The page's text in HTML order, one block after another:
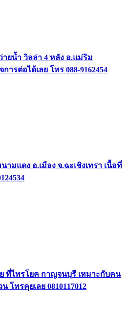
ยน้ำ วิลล่า 4 หลัง อ.แม่ริม
ารต่อได้เลย โทร 088-9162454
มแดง อ.เมือง จ.ฉะเชิงเทรา เนื้อที่
ที่ไทรโยค กาญจนบุรี เหมาะกับคน
โทรคุยเลย 0810117012